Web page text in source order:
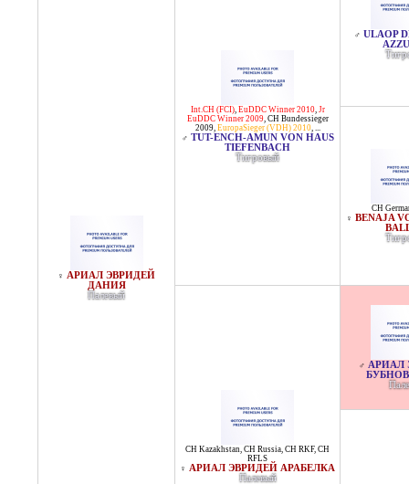
♀ АРИАЛ ЭВРИДЕЙ
ДАНИЯ
Палевый
Int.CH (FCI), EuDDC Winner 2010, Jr
EuDDC Winner 2009, CH Bundessieger
2009, EuropaSieger (VDH) 2010, ...
♂ TUT-ENCH-AMUN VON HAUS
TIEFENBACH
Тигровый
♂ ULAOP
CH
♀ BENAJA
CH Kazakhstan, CH Russia, CH RKF, CH
RFLS
♀ АРИАЛ ЭВРИДЕЙ АРАБЕЛКА
Палевый
♂ АРИАЛ